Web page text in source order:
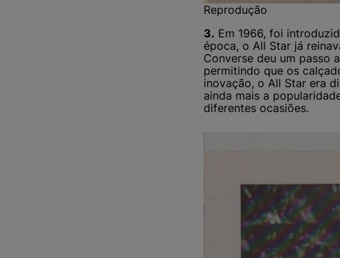
Reprodução
3. Em 1966, foi
época, o All Star já
Converse deu um passo
permitindo que os
inovação, o All Star era
ainda mais a
diferentes ocasiões.